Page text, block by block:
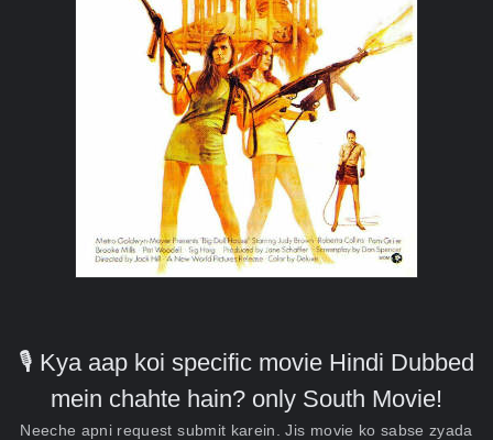
🎙️ Kya aap koi specific movie Hindi Dubbed
mein chahte hain? only South Movie!
Neeche apni request submit karein. Jis movie ko sabse zyada